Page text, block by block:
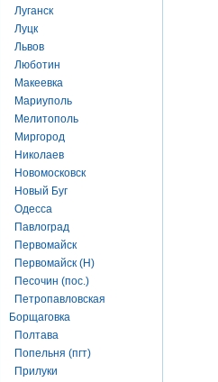
Луганск
Луцк
Львов
Люботин
Макеевка
Мариуполь
Мелитополь
Миргород
Николаев
Новомосковск
Новый Буг
Одесса
Павлоград
Первомайск
Первомайск (Н)
Песочин (пос.)
Петропавловская
Борщаговка
Полтава
Попельня (пгт)
Прилуки